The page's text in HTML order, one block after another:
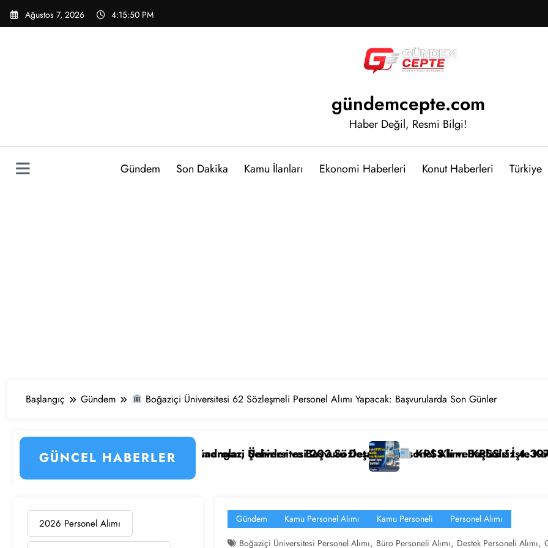
İçeriğe
atla
Ağustos 7, 2026 4:15:52 PM
gündemcepte.com
Haber Değil, Resmi Bilgi!
Gündem Son Dakika Kamu İlanları Ekonomi Haberleri Konut Haberleri Türkiye
Başlangıç Gündem Boğaziçi Üniversitesi 62 Sözleşmeli Personel Alımı Yapacak: Başvurularda Son Günler
GÜNCEL HABERLER
Kadrolar, Şehirler ve Başvuru Detayları
Osmangazi Üniversitesi 203 Sözleşmeli Personel Alımı Başladı! İşte Kadrolar, Şartlar ve Başvuru Ekranı
KPSS’li ve KPSS’siz 4.397 Temizlik Görevlisi ve Hizmetli
Ağustos
2026 Personel Alımı Gündem Kamu Personel Alımı Kamu Personeli
Personel Alımı
Boğaziçi Üniversitesi Personel Alımı, Büro Personeli Alımı, Destek Personeli Alımı,